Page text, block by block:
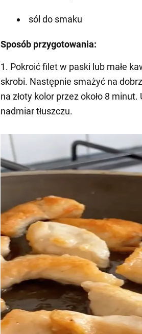
sól do smaku
Sposób przygotowania:
1. Pokroić filet w paski lub małe
skrobi. Następnie smażyć na
na złoty kolor przez około 8
nadmiar tłuszczu.